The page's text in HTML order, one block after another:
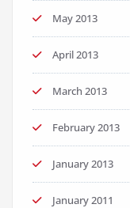
May 2013
April 2013
March 2013
February 2013
January 2013
January 2011